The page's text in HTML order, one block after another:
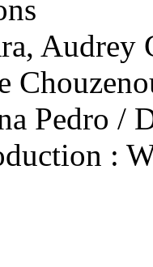
Audrey
Pedro /
: